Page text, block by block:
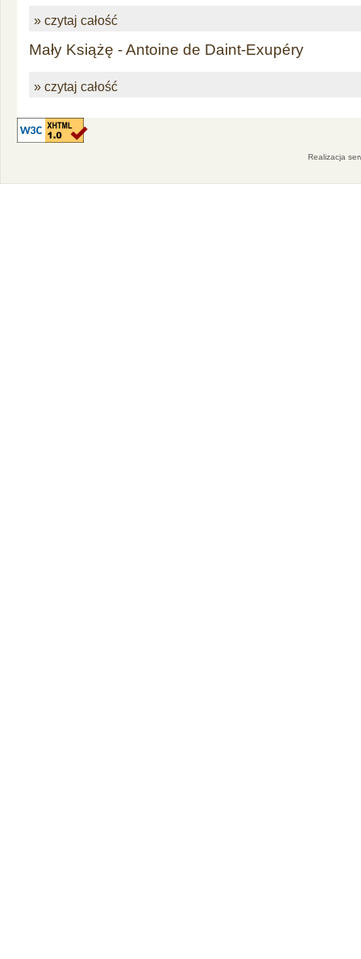
» czytaj całość
Mały Książę - Antoine de Daint-Exupéry
» czytaj całość
Realizacja